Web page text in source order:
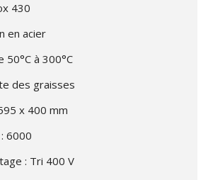
430
en acier
à 300°C
des graisses
x 400 mm
6000
: Tri 400 V